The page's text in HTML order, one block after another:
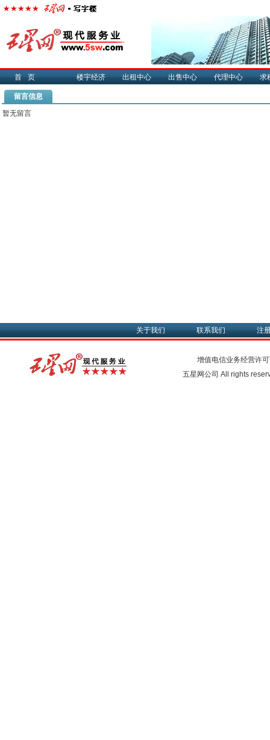
首页 楼宇经济 出租中心 出售中心 代理中心 求
留言信息
暂无留言
关于我们 联系我们 注
增值电信业务经营许
五星网公司 All rights